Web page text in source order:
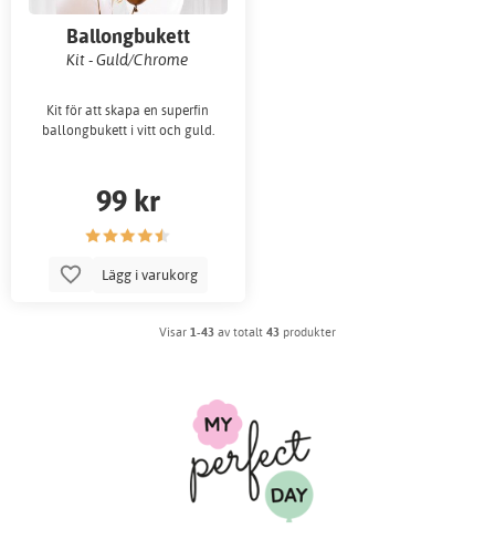
Ballongbukett
Kit - Guld/Chrome
Kit för att skapa en superfin
ballongbukett i vitt och guld.
99 kr
Lägg i varukorg
Visar 1-43 av totalt 43 produkter